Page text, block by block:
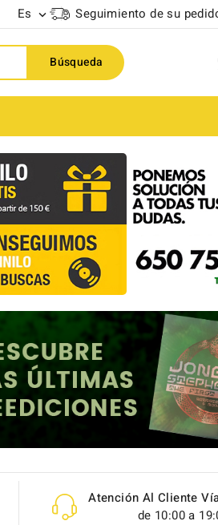
Es  Seguimiento de su
Búsqueda
Atención Al Cliente
de 10:00 a